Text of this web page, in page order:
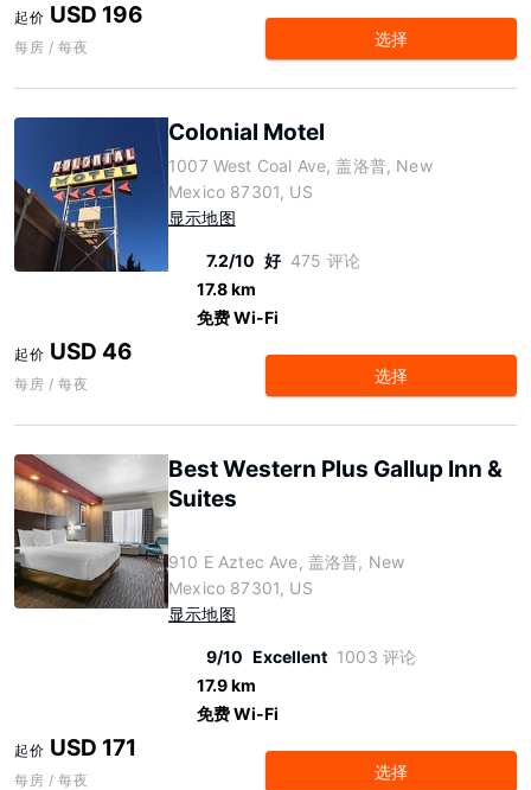
起价 USD 196
每房 / 每夜 选择
Colonial Motel
1007 West Coal Ave, 盖洛普, New
Mexico 87301, US
显示地图
7.2/10 好 475 评论
17.8 km
免费 Wi-Fi
起价 USD 46
每房 / 每夜 选择
Best Western Plus Gallup Inn &
Suites
910 E Aztec Ave, 盖洛普, New
Mexico 87301, US
显示地图
9/10 Excellent 1003 评论
17.9 km
免费 Wi-Fi
起价 USD 171
每房 / 每夜 选择